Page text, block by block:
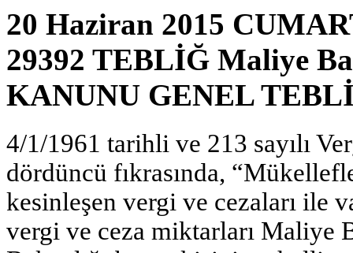
20 Haziran 2015
29392 TEBLİĞ Maliye
KANUNU GENEL
4/1/1961 tarihli ve 213 sayılı
dördüncü fıkrasında,
kesinleşen vergi ve cezaları ile
vergi ve ceza miktarları Maliye